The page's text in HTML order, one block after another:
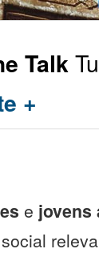
Talk
+
e jovens